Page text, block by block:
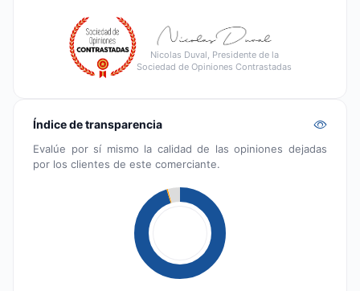
Nicolas Duval, Presidente de la
Sociedad de Opiniones Contrastadas
Índice de transparencia
Evalúe por sí mismo la calidad de las opiniones dejadas
por los clientes de este comerciante.